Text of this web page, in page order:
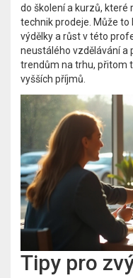
do školení a kurzů, které
technik prodeje. Může
výdělky a růst v této
neustálého vzdělávání a
trendům na trhu, přitom
vyšších příjmů.
Tipy pro